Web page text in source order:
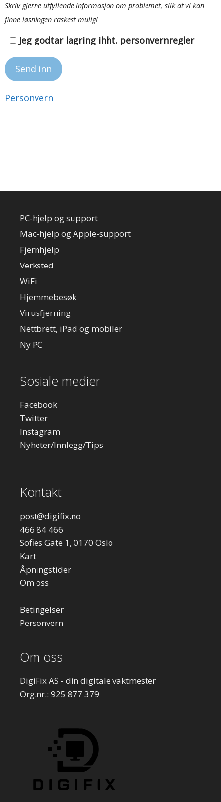
Skriv gjerne utfyllende informasjon om problemet, slik at vi kan
finne løsningen raskest mulig!
Jeg godtar lagring ihht. personvernregler
Personvern
PC-hjelp og support
Mac-hjelp og Apple-support
Fjernhjelp
Verksted
WiFi
Hjemmebesøk
Virusfjerning
Nettbrett, iPad og mobiler
Ny PC
Sosiale medier
Facebook
Twitter
Instagram
Nyheter/Innlegg/Tips
Kontakt
post@digifix.no
466 84 466
Sofies Gate 1, 0170 Oslo
Kart
Åpningstider
Om oss
Betingelser
Personvern
Om oss
DigiFix AS - din digitale vaktmester
Org.nr.: 925 877 379